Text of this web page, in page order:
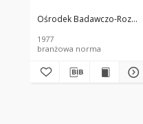
BN-76/5949-08
Ośrodek Badawczo-
1977
branżowa norma